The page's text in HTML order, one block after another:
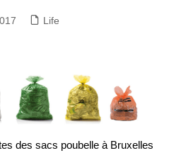
Life
des sacs poubelle à Bruxelles